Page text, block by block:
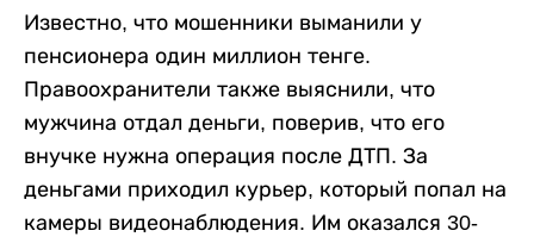
Известно, что мошенники выманили у
пенсионера один миллион тенге.
Правоохранители также выяснили, что
мужчина отдал деньги, поверив, что его
внучке нужна операция после ДТП. За
деньгами приходил курьер, который попал на
камеры видеонаблюдения. Им оказался 30-